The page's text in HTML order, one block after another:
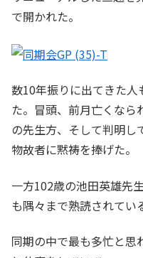
で開かれた。
数10年振りに出てきた人
た。冒頭、前月亡くな
の先生方、そして判明し
物故者に黙祷を捧げた。
一方102歳の池田英雄先
も隅々まで熟読されてい
同期の中で最も多忙と思